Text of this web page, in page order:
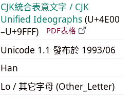
CJK統合表意文字 / CJK
Unified Ideographs (U+4E00
–U+9FFF)
PDF表格
Unicode 1.1 發布於 1993/06
Han
Lo / 其它字母 (Other_Letter)